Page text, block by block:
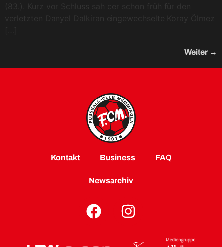
(83.). Kurz vor Schluss sah der schon früh für den
verletzten Danyel Dalkiran eingewechselte Koray Ölmez
Weiter →
Kontakt Business FAQ
Newsarchiv